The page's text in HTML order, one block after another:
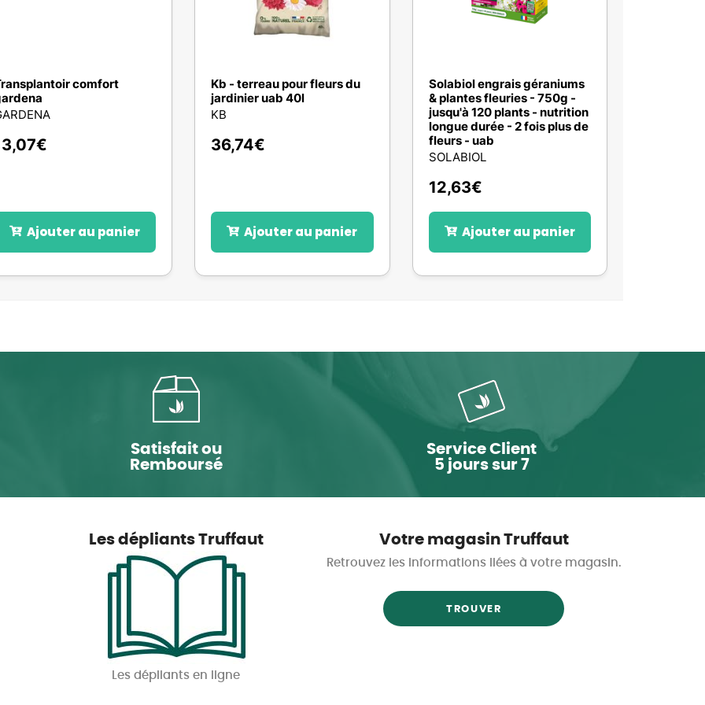
comfort
€
Ajouter au panier
Kb - terreau pour fleurs du
jardinier uab 40l
KB
36,74€
Ajouter au panier
Solabiol engrais géraniums
& plantes fleuries - 750g -
jusqu'à 120 plants - nutrition
longue durée - 2 fois plus de
fleurs - uab
SOLABIOL
12,63€
Ajouter au panier
Satisfait ou
Remboursé
Service Client
5 jours sur 7
Les dépliants Truffaut
Les dépliants en ligne
Votre magasin Truffaut
Retrouvez les informations liées à votre magasin.
TROUVER